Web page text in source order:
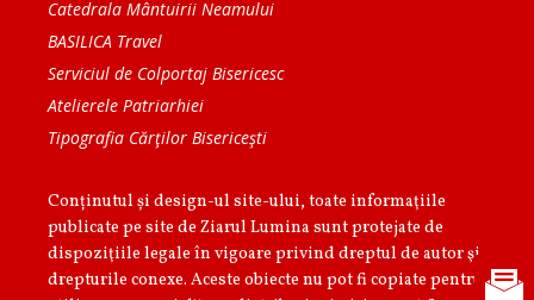
Catedrala Mântuirii Neamului
BASILICA Travel
Serviciul de Colportaj Bisericesc
Atelierele Patriarhiei
Tipografia Cărţilor Bisericeşti
Conținutul și design-ul site-ului, toate informaţiile
publicate pe site de Ziarul Lumina sunt protejate de
dispoziţiile legale în vigoare privind dreptul de autor şi
drepturile conexe. Aceste obiecte nu pot fi copiate pentru